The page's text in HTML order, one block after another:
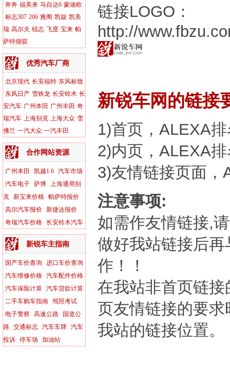
链接LOGO：
http://
新锐车网的链接
1)首页，ALEXA
2)内页，ALEXA
3)友情链接页面，
注意事项:
如需作友情链接,
做好我站链接后
作！！
在我站非首页链
页友情链接的要
我站的链接位置。
奔奔 福美来 马自达6 蒙迪欧
标志307 206 雅阁 凯旋 凯美
瑞 高尔夫 锐志 飞度 宝来 帕
萨特领驭
优秀汽车厂商
北京现代 长安福特 东风标致
东风日产 雪铁龙 长安铃木 长
安汽车 广州本田 广州丰田 奇
瑞汽车 上海别克 上海大众 雪
佛兰 一汽大众 一汽丰田
合作网站资源
广州本田 凯越1.6 汽车市场
汽车电子 萨博 上海通用别
克 新宝来价格 帕萨特报价
高尔汽车报价 新捷达报价
奇瑞汽车价格 长安铃木汽车
新锐车主指南
国产车价查询
进口车价查询
汽车维修价格 汽车配件价格
汽车保险计算 汽车贷款计算
二手车购车指南 驾照考试
电子警察
高速公路
国道公
路 交通标志 汽车车牌 汽车
投诉 停车场 加油站